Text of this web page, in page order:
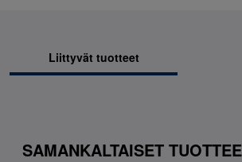
Liittyvät tuotteet
SAMANKALTAISET